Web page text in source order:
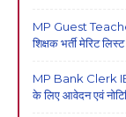
MP Guest
शिक्षक भर्ती मेरिट
MP Bank Clerk
के लिए आवेदन एवं